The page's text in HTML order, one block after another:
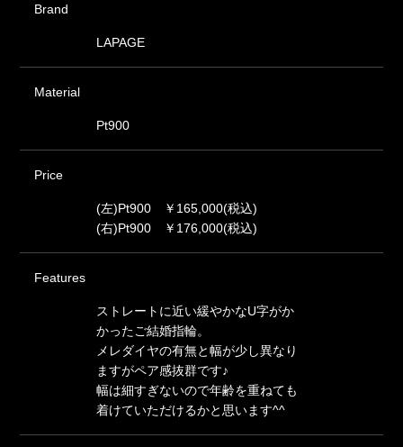
Brand
LAPAGE
Material
Pt900
Price
(左)Pt900 ￥165,000(税込)
(右)Pt900 ￥176,000(税込)
Features
ストレートに近い緩やかなU字がか
かったご結婚指輪。
メレダイヤの有無と幅が少し異なり
ますがペア感抜群です♪
幅は細すぎないので年齢を重ねても
着けていただけるかと思います^^